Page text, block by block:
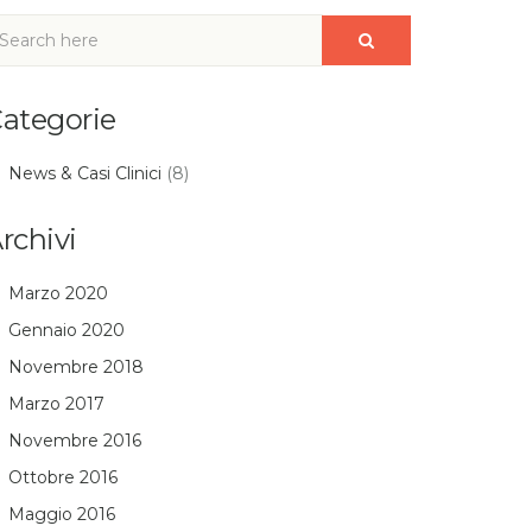
News & Casi Clinici (8)
Marzo 2020
Gennaio 2020
Novembre 2018
Marzo 2017
Novembre 2016
Ottobre 2016
Maggio 2016